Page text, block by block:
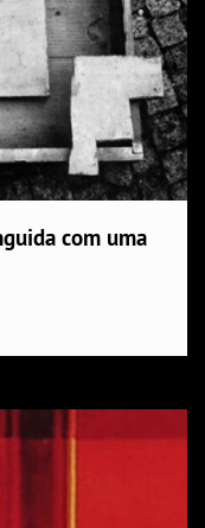
com uma